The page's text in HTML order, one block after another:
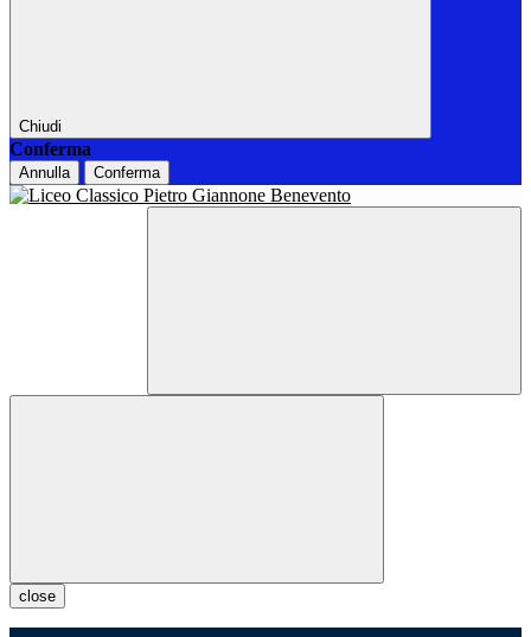
Chiudi
Conferma
Annulla Conferma
close